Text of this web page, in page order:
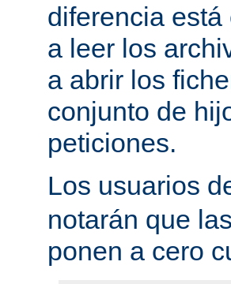
diferencia
a leer los
a abrir los
conjunto de
peticiones.
Los usuarios
notarán que
ponen a cero